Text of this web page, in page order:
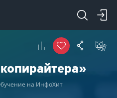
на ИнфоХит